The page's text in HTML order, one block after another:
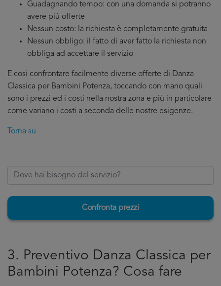
Guadagnando tempo: con una domanda si potranno
avere più offerte
Nessun costo: la richiesta è completamente gratuita
Nessun obbligo: il fatto di aver fatto la richiesta non
obbliga ad accettare il servizio
E cosi confrontare facilmente diverse offerte di Danza
Classica per Bambini Potenza, toccando con mano quali
sono i prezzi ed i costi nella nostra zona e più in particolare
come variano i costi a seconda delle nostre esigenze.
Torna su
Confronta prezzi
3. Preventivo Danza Classica per
Bambini Potenza? Cosa fare